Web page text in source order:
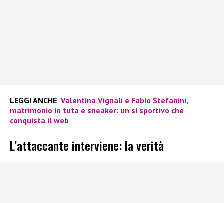
LEGGI ANCHE: Valentina Vignali e Fabio Stefanini,
matrimonio in tuta e sneaker: un sì sportivo che
conquista il web
L’attaccante interviene: la verità